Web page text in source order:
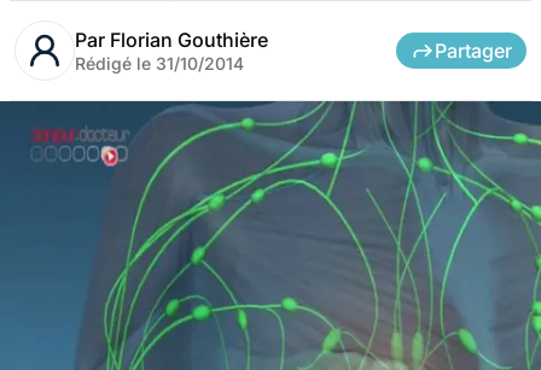
Par Florian Gouthière
Rédigé le 31/10/2014
Partager